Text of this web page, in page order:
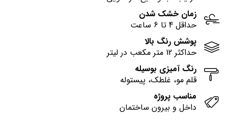
زمان خشک شدن
حداقل 4 تا 6 ساعت
پوشش رنگ بالا
حداکثر 12 متر مکعب در لیتر
رنگ آمیزی بوسیله
قلم مو، غلطک، پیستوله
مناسب پروژه
داخل و بیرون ساختمان